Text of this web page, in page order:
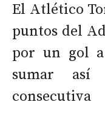
El Atlético
puntos del
por un gol
sumar así
consecutiva